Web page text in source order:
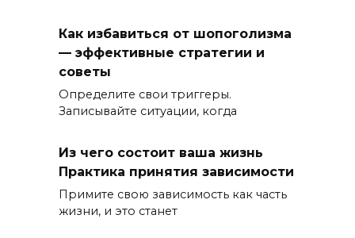
Как избавиться от шопоголизма
— эффективные стратегии и
советы
Определите свои триггеры.
Записывайте ситуации, когда
Из чего состоит ваша жизнь
Практика принятия зависимости
Примите свою зависимость как часть
жизни, и это станет